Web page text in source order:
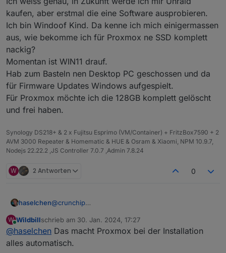
kaufen, aber erstmal die eine Software ausprobieren.
Ich bin Windoof Kind. Da kenne ich mich einigermassen
aus, wie bekomme ich für Proxmox ne SSD komplett
nackig?
Momentan ist WIN11 drauf.
Hab zum Basteln nen Desktop PC geschossen und da
für Firmware Updates Windows aufgespielt.
Für Proxmox möchte ich die 128GB komplett gelöscht
und frei haben.
Synology DS218+ & 2 x Fujitsu Esprimo (VM/Container) + FritzBox7590 + 2
AVM 3000 Repeater & Homematic & HUE & Osram & Xiaomi, NPM 10.9.7,
Nodejs 22.22.2 ,JS Controller 7.0.7 ,Admin 7.8.24
W 2 Antworten 0
haselchen@crunchip
Ich versuche erstmal mit Proxmox warm zu werden.
Ich weiss genau, in Zukunft werde ich mir Unraid
kaufen, aber erstmal die eine Software
W
Online
Wildbillschrieb am 30. Jan. 2024, 17:27
zuletzt editiert von
@haselchen Das macht Proxmox bei der Installation
alles automatisch.